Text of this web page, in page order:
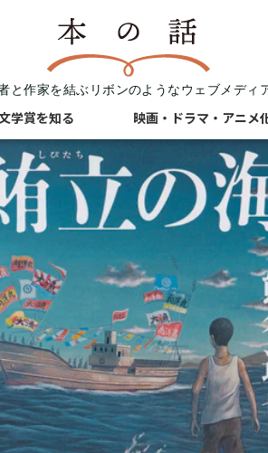
と作家を結ぶリボンのようなウェブメディ
学賞を知る 映画・ドラマ・アニメ